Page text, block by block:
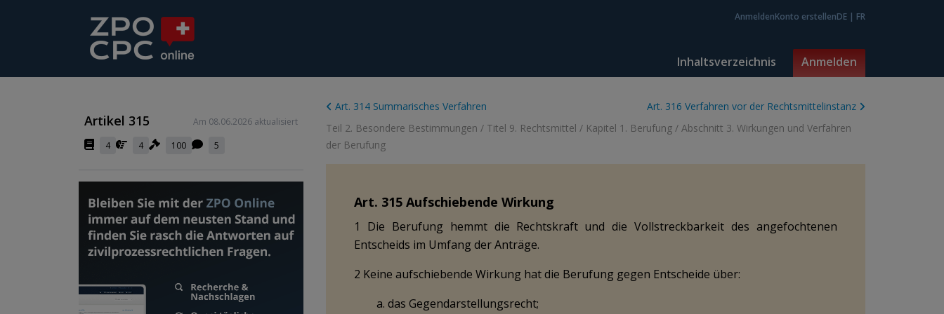
AnmeldenKonto erstellenDE | FR
Inhaltsverzeichnis Anmelden
Artikel 315
Am 08.06.2026 aktualisiert
4
4 100 5
Art. 314 Summarisches Verfahren
Art. 316 Verfahren vor der Rechtsmittelinstanz
Teil 2. Besondere Bestimmungen / Titel 9. Rechtsmittel / Kapitel 1. Berufung / Abschnitt 3. Wirkungen und Verfahren
der Berufung
Art. 315 Aufschiebende Wirkung
1 Die Berufung hemmt die Rechtskraft und die Vollstreckbarkeit des angefochtenen
Entscheids im Umfang der Anträge.
2 Keine aufschiebende Wirkung hat die Berufung gegen Entscheide über:
a. das Gegendarstellungsrecht;